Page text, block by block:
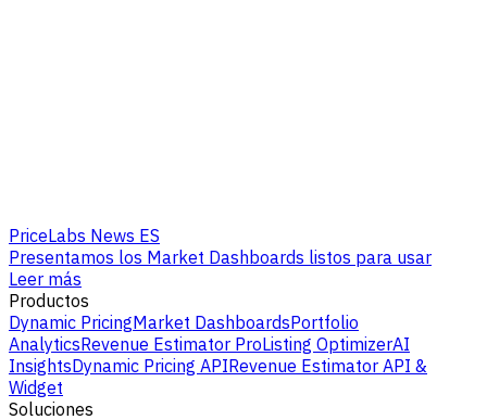
PriceLabs News ES
Presentamos los Market Dashboards listos para usar
Leer más
Productos
Dynamic PricingMarket DashboardsPortfolio
AnalyticsRevenue Estimator ProListing OptimizerAI
InsightsDynamic Pricing APIRevenue Estimator API &
Widget
Soluciones